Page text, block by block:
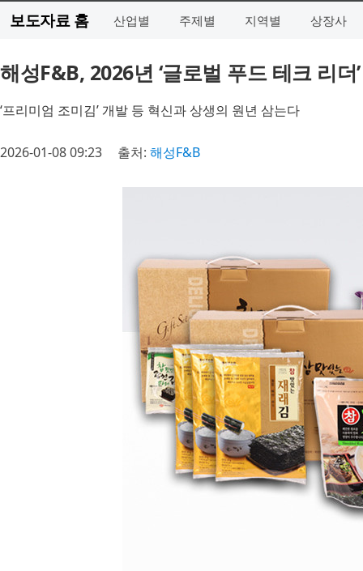
보도자료 홈 산업별 주제별 지역별 상장사
해성F&B, 2026년 ‘글로벌 푸드 테크 리더
‘프리미엄 조미김’ 개발 등 혁신과 상생의 원년 삼는다
2026-01-08 09:23 출처: 해성F&B